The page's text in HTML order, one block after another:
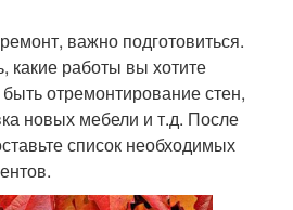
важно подготовиться.
какие работы вы хотите
отремонтирование стен,
новых мебели и т.д. После
список необходимых